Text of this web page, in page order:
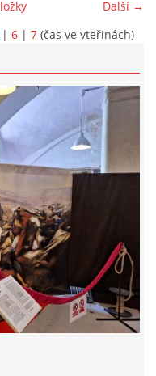
Šárka Dvořáková
Jaurisova 515
Praha
IČO 09106359
DIČO:CZ09106359
schránka: h923ws4
+420 722 300123
dejiny.cz
Další →
| 6 | 7 (čas ve vteřinách)